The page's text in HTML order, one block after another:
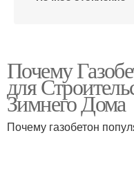
Потолок в доме
Почему
для
Зимнего Дома
Почему газобетон